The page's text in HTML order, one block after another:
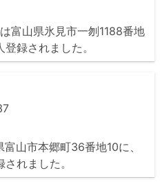
富山県氷見市一刎1188番地
録されました。
山市本郷町36番地10に、
れました。